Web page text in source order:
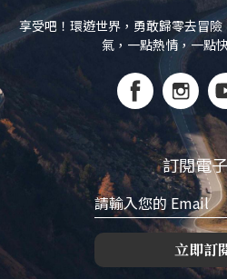
享受吧！環遊世界，勇敢歸零去冒
氣，一點熱情，一點
訂閱電
立即訂